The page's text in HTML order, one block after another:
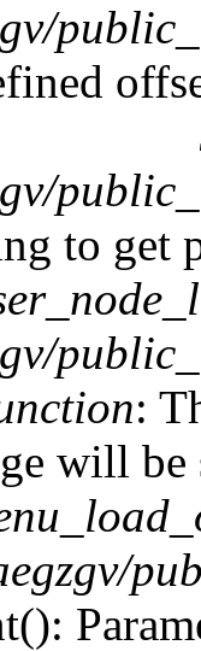
to get
:
will